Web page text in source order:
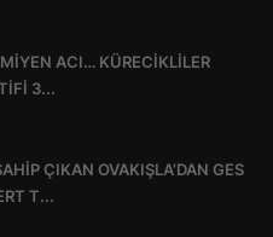
ACI… KÜRECİKLİLER
3...
ÇIKAN OVAKIŞLA’DAN GES
T...